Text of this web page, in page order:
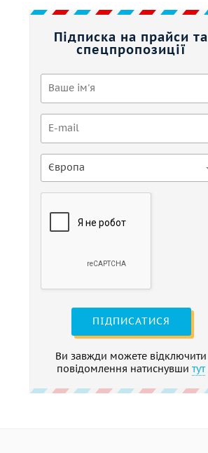
Підписка на прайси та
спецпропозиції
Європа
ПІДПИСАТИСЯ
Ви завжди можете відключити
повідомлення натиснувши тут